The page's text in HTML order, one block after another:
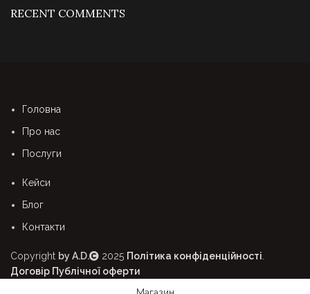
RECENT COMMENTS
Головна
Про нас
Послуги
Кейси
Блог
Контакти
Copyright by A.D. 2025 Політика конфіденційності
Договір Публічної оферти